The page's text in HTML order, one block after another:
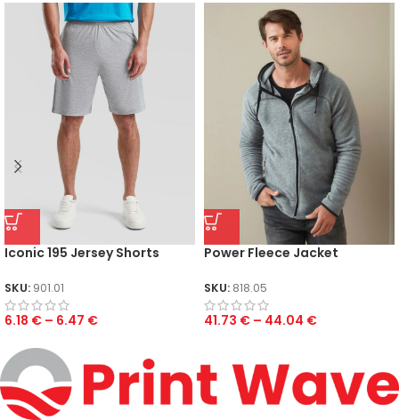
Iconic 195 Jersey Shorts
SKU: 901.01
6.18 € – 6.47 €
Power Fleece Jacket
SKU: 818.05
41.73 € – 44.04 €